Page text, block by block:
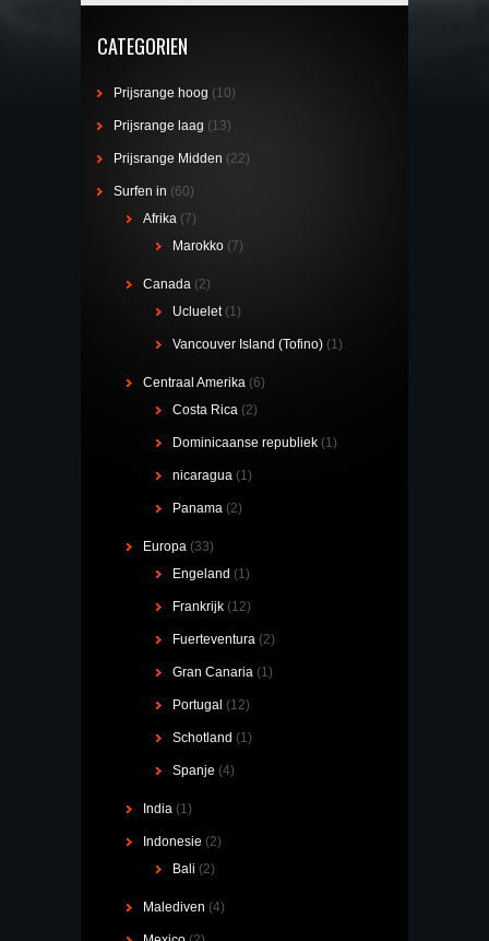
CATEGORIEN
Prijsrange hoog (10)
Prijsrange laag (13)
Prijsrange Midden (22)
Surfen in (60)
Afrika (7)
Marokko (7)
Canada (2)
Ucluelet(1)
Vancouver Island (Tofino) (1)
Centraal Amerika (6)
Costa Rica (2)
Dominicaanse republiek (1)
nicaragua (1)
Panama (2)
Europa (33)
Engeland (1)
Frankrijk (12)
Fuerteventura (2)
Gran Canaria (1)
Portugal (12)
Schotland (1)
Spanje (4)
India (1)
Indonesie (2)
Bali (2)
Malediven (4)